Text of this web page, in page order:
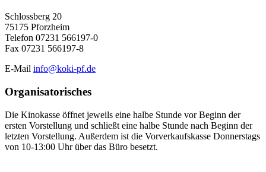
Schlossberg 20
75175 Pforzheim
Telefon 07231 566197-0
Fax 07231 566197-8
E-Mail info@koki-pf.de
Organisatorisches
Die Kinokasse öffnet jeweils eine halbe Stunde vor Beginn der
ersten Vorstellung und schließt eine halbe Stunde nach Beginn der
letzten Vorstellung. Außerdem ist die Vorverkaufskasse Donnerstags
von 10-13:00 Uhr über das Büro besetzt.